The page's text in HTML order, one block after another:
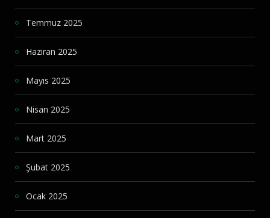
Temmuz 2025
Haziran 2025
Mayıs 2025
Nisan 2025
Mart 2025
Şubat 2025
Ocak 2025